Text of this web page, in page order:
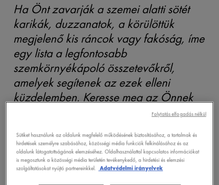
Ha Önt zavarják a szemei alatti sötét
karikák, duzzanatok, a körülöttük
megjelenő kis ráncok vagy fakóság, íme
egy lista a legfontosabb
szemkörnyékápoló összetevőkről,
amelyek segítenek az ezek elleni
küzdelemben. Keresse meg az Önnek
ÖSSZETEVŐ: KOFFEIN
Elősegíti a:ragyogást
Sütiket használunk az oldalunk megfelelő működésének biztosításához, a tartalmak és
hirdetések személyre szabásához, közösségi média funkciók felkínálásához és az
oldalunk látogatottságának elemzéséhez. Oldalhasználattal kapcsolatos információkat
is megosztunk a közösségi média területén tevékenykedő, a hirdetési és elemzési
szolgáltatásokat nyújtó partnereinkkel.
Adatvédelmi irányelvek
Folytatás elfogadás nélkül